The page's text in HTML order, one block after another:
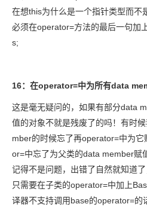
在想this为什么是一个指针类型而不
必须在operator=方法的最后一句加
s;
16：在operator=中为所有data
这是毫无疑问的，如果有部分data
值的对象不就是残废了的吗！有时
mber的时候忘了再operator=中为
or=中忘了为父类的data member赋
记得不是问题，出错了自然就知道
只需要在子类的operator=中加上
译器不支持调用base的operator=的